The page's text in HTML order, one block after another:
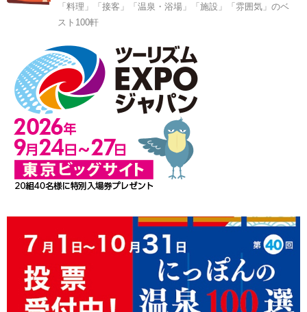
「料理」「接客」「温泉・浴場」「施設」「雰囲気」のベ
スト100軒